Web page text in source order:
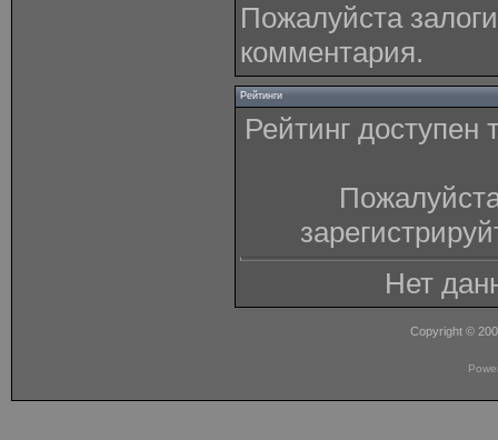
Пожалуйста
комментария.
Рейтинги
Рейтинг доступен
Нет
Copyright ©